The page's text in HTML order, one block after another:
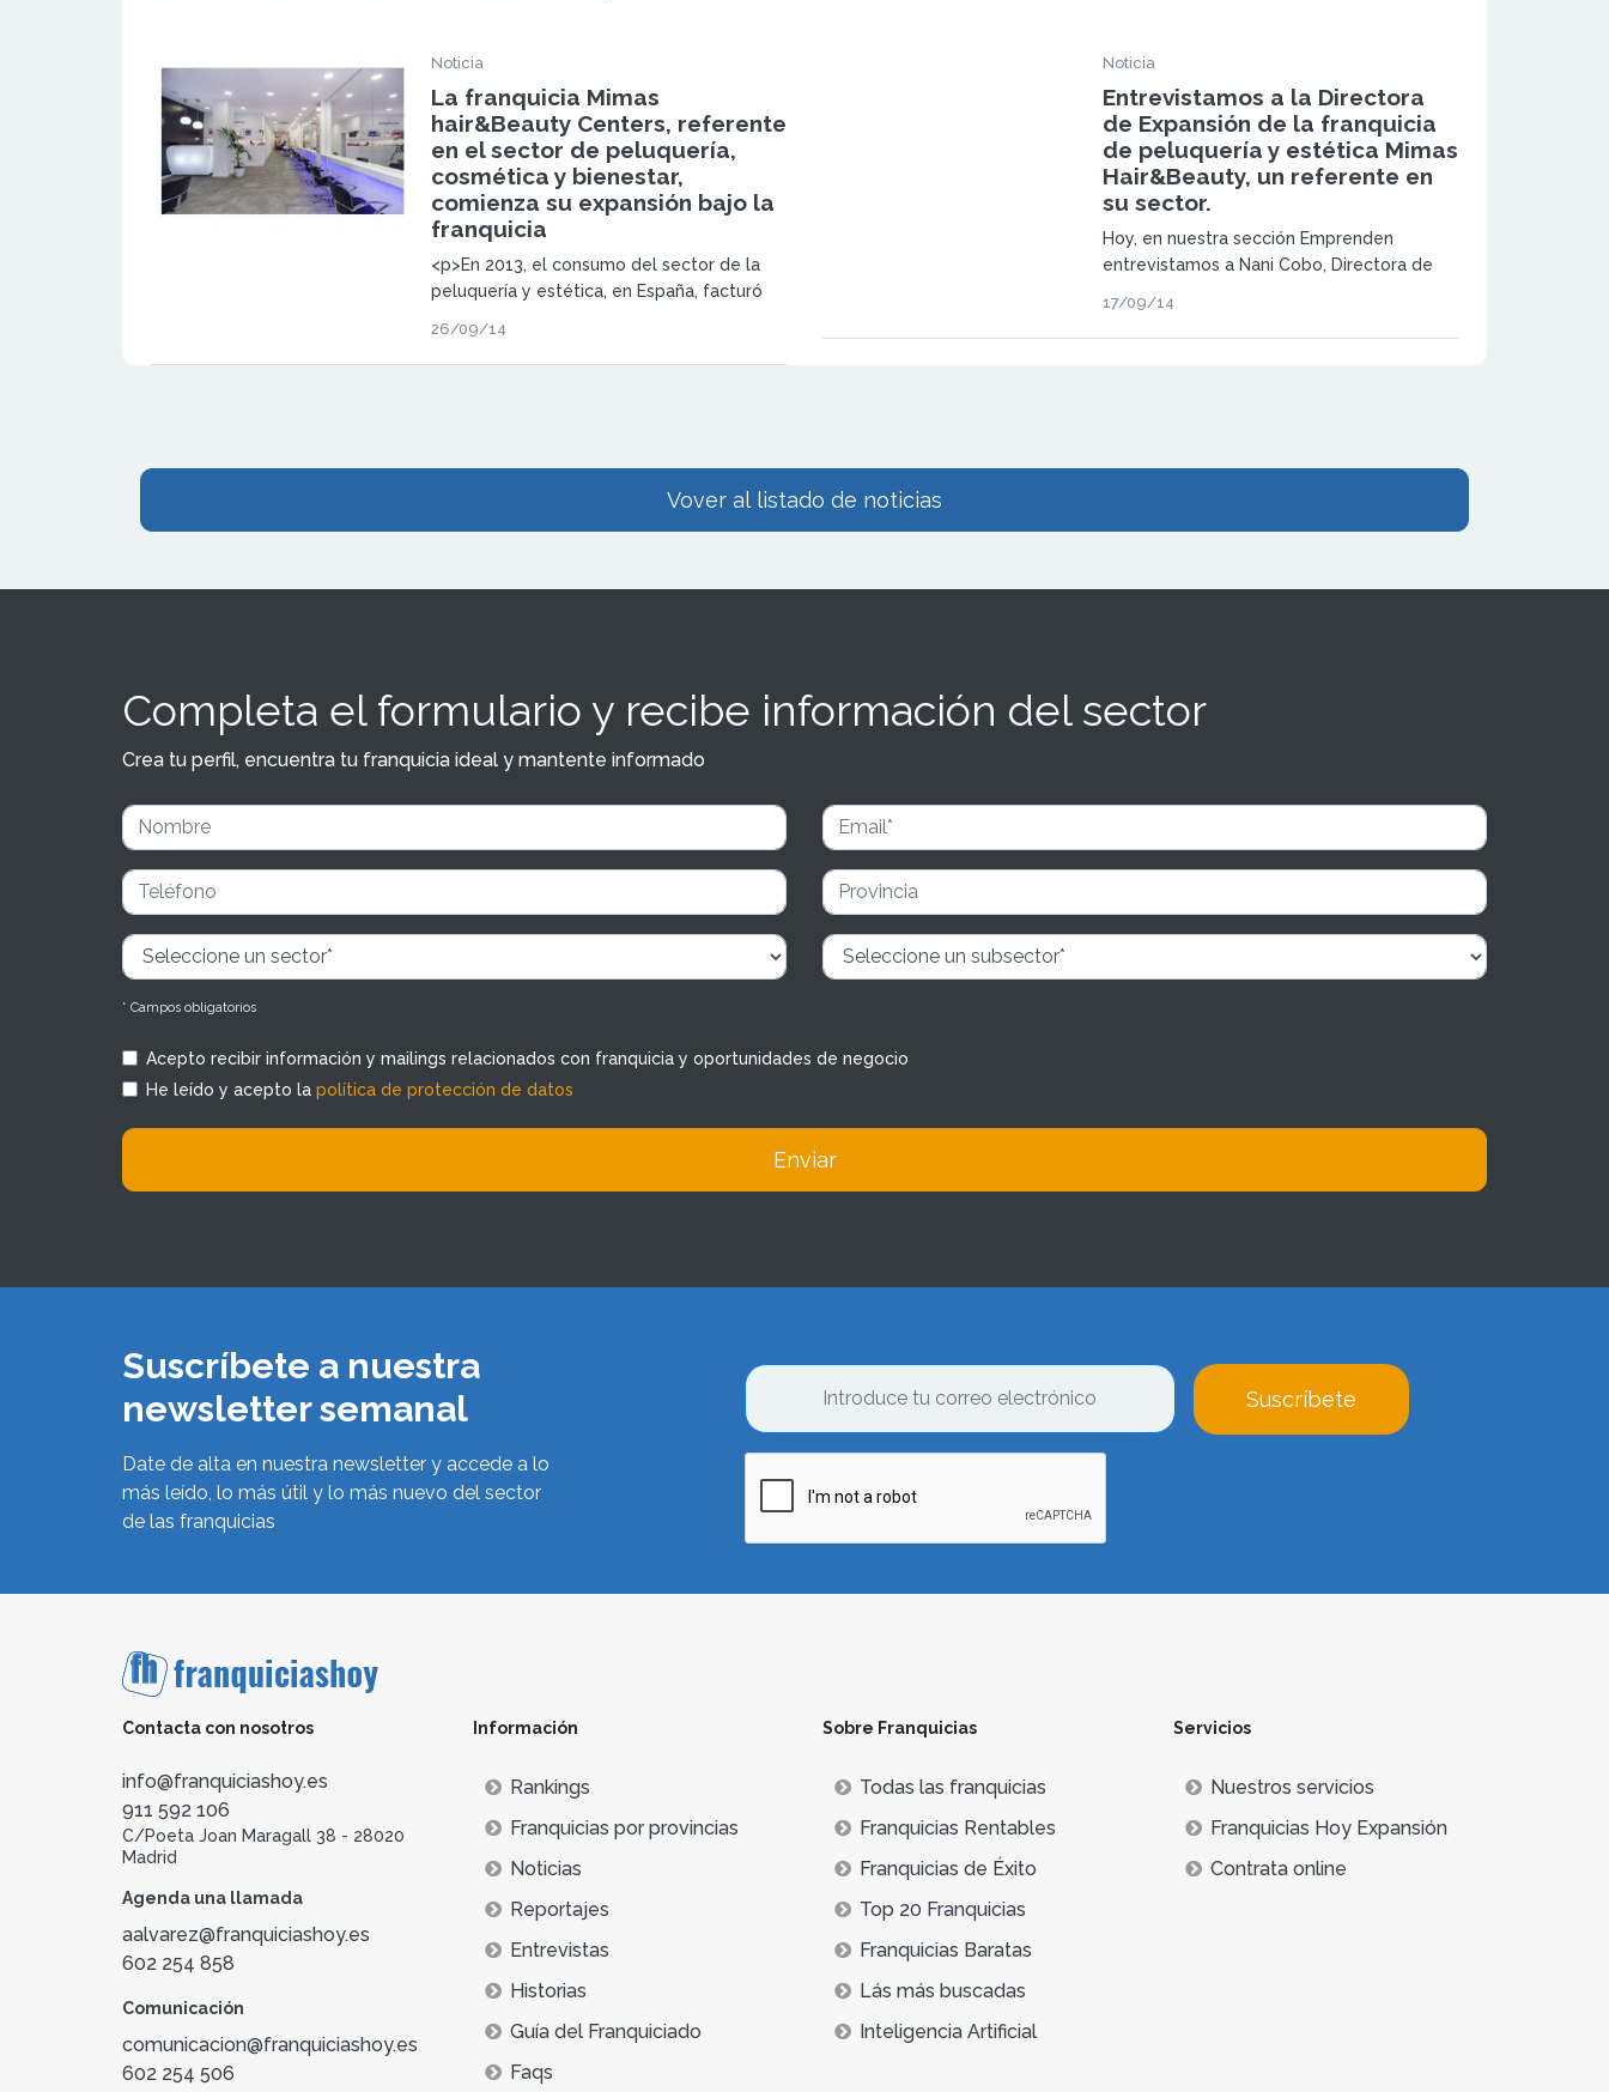
Noticia
La franquicia Mimas
hair&Beauty Centers, referente
en el sector de peluquería,
cosmética y bienestar,
comienza su expansión bajo la
franquicia
<p>En 2013, el consumo del sector de la
peluquería y estética, en España, facturó
26/09/14
Noticia
Entrevistamos a la Directora
de Expansión de la franquicia
de peluquería y estética Mimas
Hair&Beauty, un referente en
su sector.
Hoy, en nuestra sección Emprenden
entrevistamos a Nani Cobo, Directora de
17/09/14
Vover al listado de noticias
Completa el formulario y recibe información del sector
Crea tu perfil, encuentra tu franquicia ideal y mantente informado
* Campos obligatorios
Acepto recibir información y mailings relacionados con franquicia y oportunidades de negocio
He leído y acepto la política de protección de datos
Enviar
Suscríbete a nuestra
newsletter semanal
Date de alta en nuestra newsletter y accede a lo
más leído, lo más útil y lo más nuevo del sector
de las franquicias
Suscríbete
Contacta con nosotros
info@franquiciashoy.es
911 592 106
C/Poeta Joan Maragall 38 - 28020
Madrid
Agenda una llamada
aalvarez@franquiciashoy.es
602 254 858
Comunicación
comunicacion@franquiciashoy.es
602 254 506
Información
Rankings
Franquicias por provincias
Noticias
Reportajes
Entrevistas
Historias
Guía del Franquiciado
Faqs
Sobre Franquicias
Todas las franquicias
Franquicias Rentables
Franquicias de Éxito
Top 20 Franquicias
Franquicias Baratas
Lás más buscadas
Inteligencia Artificial
Servicios
Nuestros servicios
Franquicias Hoy Expansión
Contrata online